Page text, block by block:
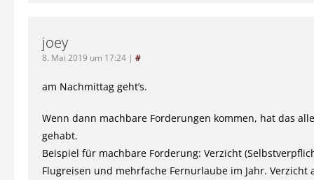
joey
8. Mai 2019 um 17:24 | #
am Nachmittag geht’s.
Wenn dann machbare Forderungen kommen, hat das
gehabt.
Beispiel für machbare Forderung: Verzicht
Flugreisen und mehrfache Fernurlaube im Jahr. Verzicht